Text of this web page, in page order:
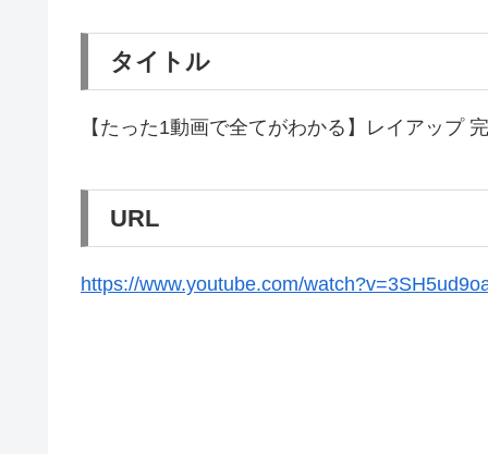
タイトル
【たった1動画で全てがわかる】レイアップ
URL
https://www.youtube.com/